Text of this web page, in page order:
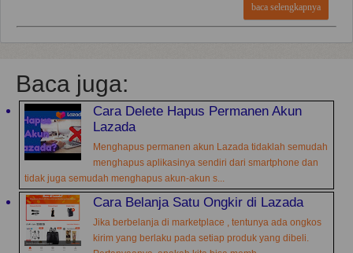
baca selengkapnya
Baca juga:
Cara Delete Hapus Permanen Akun
Lazada
Menghapus permanen akun Lazada tidaklah semudah
menghapus aplikasinya sendiri dari smartphone dan
tidak juga semudah menghapus akun-akun s...
Cara Belanja Satu Ongkir di Lazada
Jika berbelanja di marketplace , tentunya ada ongkos
kirim yang berlaku pada setiap produk yang dibeli.